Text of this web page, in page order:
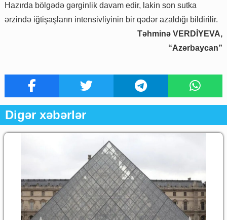
Hazırda bölgədə gərginlik davam edir, lakin son sutka
ərzində iğtişaşların intensivliyinin bir qədər azaldığı bildirilir.
Təhminə VERDİYEVA,
“Azərbaycan”
Digər xəbərlər